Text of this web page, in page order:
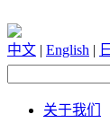
中文 | English |
关于我们